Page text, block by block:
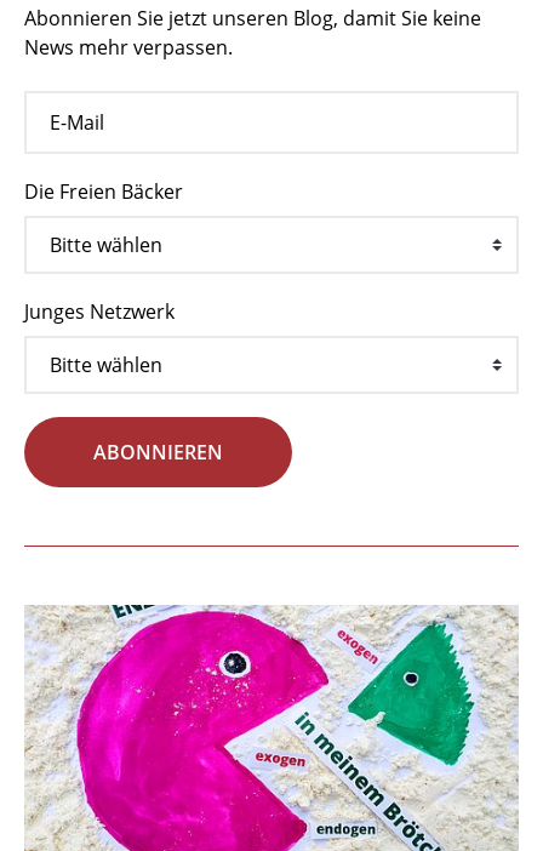
Abonnieren Sie jetzt unseren Blog, damit Sie keine
News mehr verpassen.
Die Freien Bäcker
Junges Netzwerk
ABONNIEREN